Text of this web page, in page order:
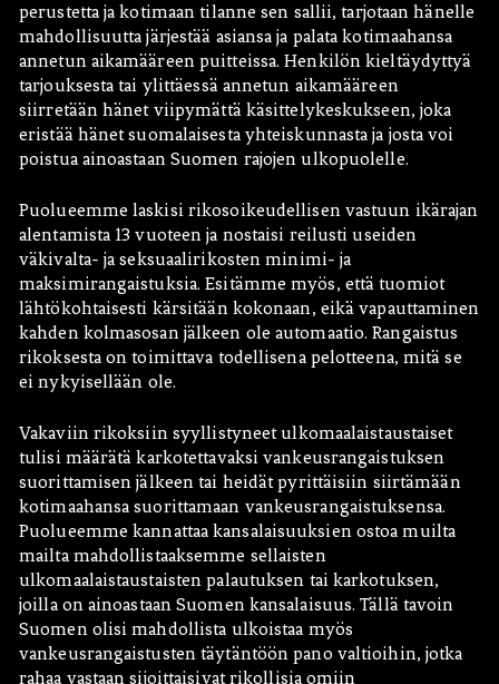
perustetta ja kotimaan tilanne sen sallii, tarjotaan hänelle
mahdollisuutta järjestää asiansa ja palata kotimaahansa
annetun aikamääreen puitteissa. Henkilön kieltäydyttyä
tarjouksesta tai ylittäessä annetun aikamääreen
siirretään hänet viipymättä käsittelykeskukseen, joka
eristää hänet suomalaisesta yhteiskunnasta ja josta voi
poistua ainoastaan Suomen rajojen ulkopuolelle.
Puolueemme laskisi rikosoikeudellisen vastuun ikärajan
alentamista 13 vuoteen ja nostaisi reilusti useiden
väkivalta- ja seksuaalirikosten minimi- ja
maksimirangaistuksia. Esitämme myös, että tuomiot
lähtökohtaisesti kärsitään kokonaan, eikä vapauttaminen
kahden kolmasosan jälkeen ole automaatio. Rangaistus
rikoksesta on toimittava todellisena pelotteena, mitä se
ei nykyisellään ole.
Vakaviin rikoksiin syyllistyneet ulkomaalaistaustaiset
tulisi määrätä karkotettavaksi vankeusrangaistuksen
suorittamisen jälkeen tai heidät pyrittäisiin siirtämään
kotimaahansa suorittamaan vankeusrangaistuksensa.
Puolueemme kannattaa kansalaisuuksien ostoa muilta
mailta mahdollistaaksemme sellaisten
ulkomaalaistaustaisten palautuksen tai karkotuksen,
joilla on ainoastaan Suomen kansalaisuus. Tällä tavoin
Suomen olisi mahdollista ulkoistaa myös
vankeusrangaistusten täytäntöön pano valtioihin, jotka
rahaa vastaan sijoittaisivat rikollisia omiin